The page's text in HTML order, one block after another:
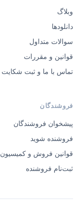
وبلاگ
دانلودها
سوالات متداول
قوانین و مقررات
تماس با ما و ثبت شکایت
فروشندگان
پیشخوان فروشندگان
فروشنده شوید
قوانین فروش و کمیسیون
ثبت‌نام فروشنده